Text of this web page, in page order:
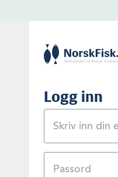
Logg inn